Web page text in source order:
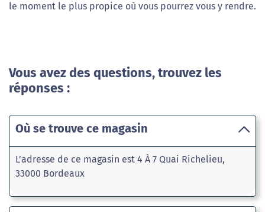
le moment le plus propice où vous pourrez vous y rendre.
Vous avez des questions, trouvez les
réponses :
Où se trouve ce magasin
L'adresse de ce magasin est 4 À 7 Quai Richelieu,
33000 Bordeaux